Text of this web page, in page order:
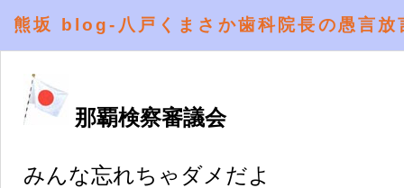
熊坂 blog-八戸くまさか歯科院長の愚言
那覇検察審議会
みんな忘れちゃダメだよ